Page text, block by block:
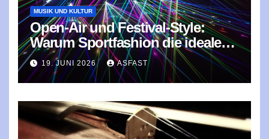
MUSIK UND KULTUR
Open-Air und Festival-Style:
Warum Sportfashion die ideale
Wahl für lange Musik-Events ist
19. JUNI 2026 ASFAST